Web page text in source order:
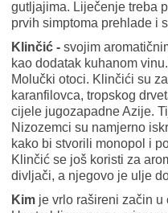
gutljajima. Liječenje treba
prvih simptoma prehlade i
Klinčić - svojim
kao dodatak kuhanom
Molučki otoci. Klinčići su
karanfilovca, tropskog
cijele jugozapadne Azije.
Nizozemci su namjerno
kako bi stvorili monopol i
Klinčić se još koristi za
divljači, a njegovo je ulje
Kim je vrlo rašireni začin